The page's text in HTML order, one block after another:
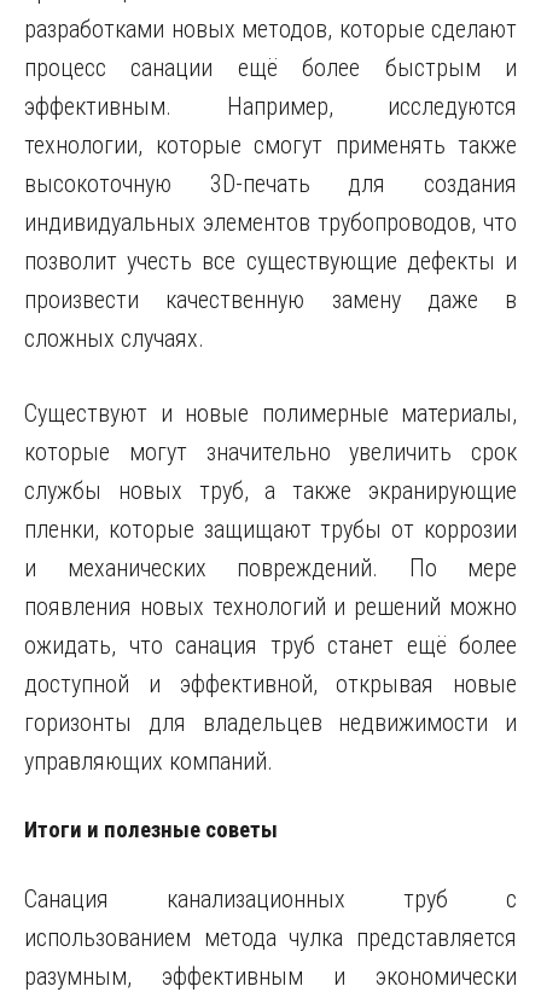
разработками новых методов, которые сделают
процесс санации ещё более быстрым и
эффективным. Например, исследуются
технологии, которые смогут применять также
высокоточную 3D-печать для создания
индивидуальных элементов трубопроводов, что
позволит учесть все существующие дефекты и
произвести качественную замену даже в
сложных случаях.
Существуют и новые полимерные материалы,
которые могут значительно увеличить срок
службы новых труб, а также экранирующие
пленки, которые защищают трубы от коррозии
и механических повреждений. По мере
появления новых технологий и решений можно
ожидать, что санация труб станет ещё более
доступной и эффективной, открывая новые
горизонты для владельцев недвижимости и
управляющих компаний.
Итоги и полезные советы
Санация канализационных труб с
использованием метода чулка представляется
разумным, эффективным и экономически